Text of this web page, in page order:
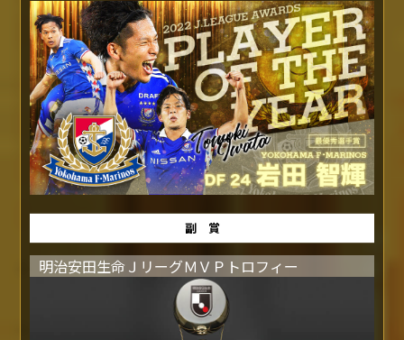
副 賞
明治安田生命ＪリーグＭＶＰトロフィー